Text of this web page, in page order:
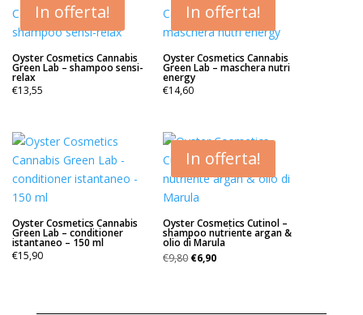
In offerta!
Oyster Cosmetics Cannabis
Green Lab – shampoo sensi-
relax
€13,55
In offerta!
Oyster Cosmetics Cannabis
Green Lab – maschera nutri
energy
€14,60
Oyster Cosmetics Cannabis
Green Lab – conditioner
istantaneo – 150 ml
€15,90
In offerta!
Oyster Cosmetics Cutinol –
shampoo nutriente argan &
olio di Marula
€9,80 Il
€6,90Il